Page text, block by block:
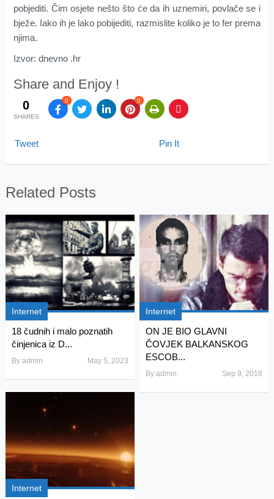
pobjediti. Čim osjete nešto što će da ih uznemiri, povlače se i
bježe. Iako ih je lako pobijediti, razmislite koliko je to fer prema
njima.
Izvor: dnevno .hr
Share and Enjoy !
0
SHARES
0 0
Tweet Pin It
Related Posts
Internet
18 čudnih i malo poznatih
činjenica iz D...
By admin May 5, 2023
Internet
ON JE BIO GLAVNI
ČOVJEK BALKANSKOG
ESCOB...
Byadmin Sep 9, 2018
Internet